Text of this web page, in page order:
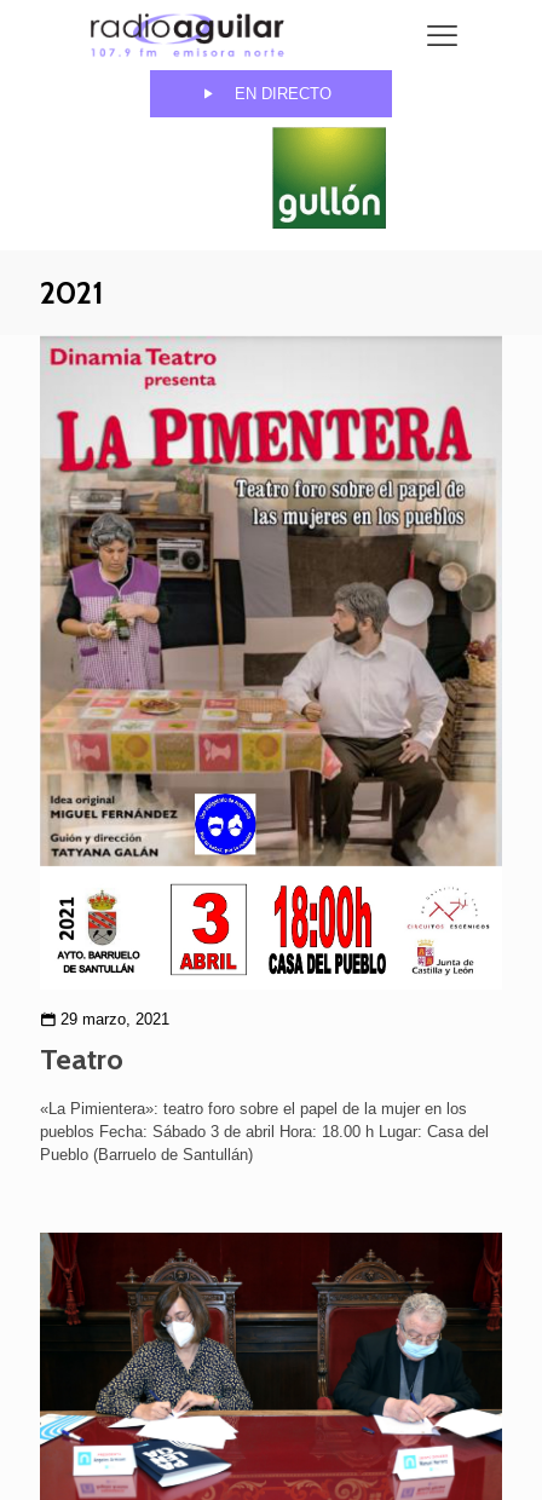
EN DIRECTO
2021
29 marzo, 2021
Teatro
«La Pimientera»: teatro foro sobre el papel de la mujer en los
pueblos Fecha: Sábado 3 de abril Hora: 18.00 h Lugar: Casa del
Pueblo (Barruelo de Santullán)